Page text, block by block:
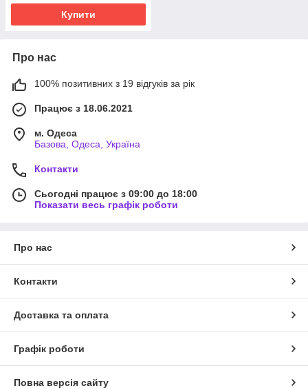
Купити
Про нас
100% позитивних з 19 відгуків за рік
Працює з 18.06.2021
м. Одеса
Базова, Одеса, Україна
Контакти
Сьогодні працює з 09:00 до 18:00
Показати весь графік роботи
Про нас
Контакти
Доставка та оплата
Графік роботи
Повна версія сайту